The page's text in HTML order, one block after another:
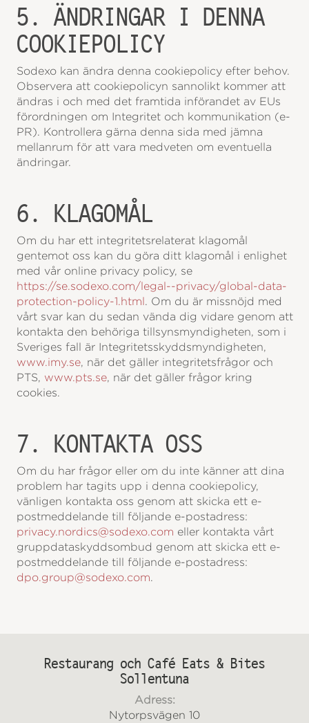
5. ÄNDRINGAR I DENNA
COOKIEPOLICY
Sodexo kan ändra denna cookiepolicy efter behov.
Observera att cookiepolicyn sannolikt kommer att
ändras i och med det framtida införandet av EUs
förordningen om Integritet och kommunikation (e-
PR). Kontrollera gärna denna sida med jämna
mellanrum för att vara medveten om eventuella
ändringar.
6. KLAGOMÅL
Om du har ett integritetsrelaterat klagomål
gentemot oss kan du göra ditt klagomål i enlighet
med vår online privacy policy, se
https://se.sodexo.com/legal--privacy/global-data-
protection-policy-1.html. Om du är missnöjd med
vårt svar kan du sedan vända dig vidare genom att
kontakta den behöriga tillsynsmyndigheten, som i
Sveriges fall är Integritetsskyddsmyndigheten,
www.imy.se, när det gäller integritetsfrågor och
PTS, www.pts.se, när det gäller frågor kring
cookies.
7. KONTAKTA OSS
Om du har frågor eller om du inte känner att dina
problem har tagits upp i denna cookiepolicy,
vänligen kontakta oss genom att skicka ett e-
postmeddelande till följande e-postadress:
privacy.nordics@sodexo.com eller kontakta vårt
gruppdataskyddsombud genom att skicka ett e-
postmeddelande till följande e-postadress:
dpo.group@sodexo.com.
Restaurang och Café Eats & Bites
Sollentuna
Adress:
Nytorpsvägen 10